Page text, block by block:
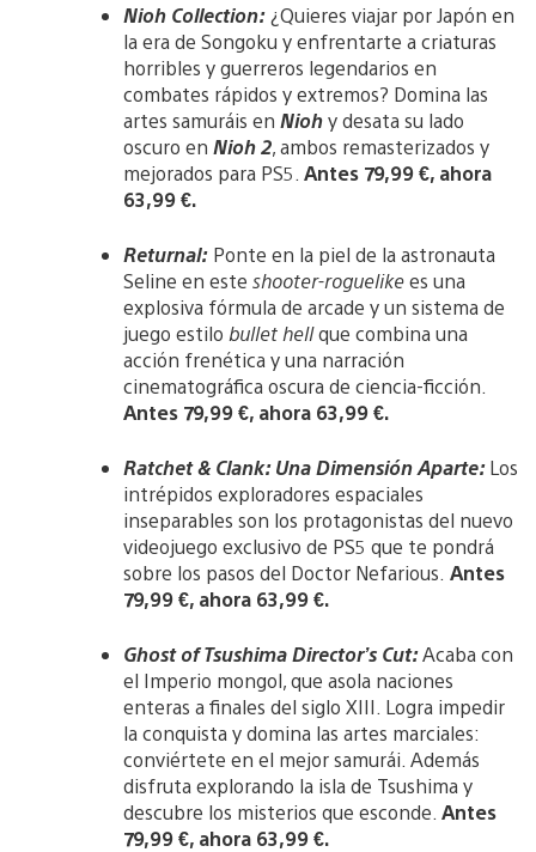
Nioh Collection: ¿Quieres viajar por Japón en
la era de Songoku y enfrentarte a criaturas
horribles y guerreros legendarios en
combates rápidos y extremos? Domina las
artes samuráis en Niohy desata su lado
oscuro en Nioh 2, ambos remasterizados y
mejorados para PS5. Antes 79,99 €, ahora
63,99 €.
Returnal: Ponte en la piel de la astronauta
Seline en este shooter-roguelikees una
explosiva fórmula de arcade y un sistema de
juego estilo bullet hellque combina una
acción frenética y una narración
cinematográfica oscura de ciencia-ficción.
Antes 79,99 €, ahora 63,99 €.
Ratchet & Clank: Una Dimensión Aparte:Los
intrépidos exploradores espaciales
inseparables son los protagonistas del nuevo
videojuego exclusivo de PS5 que te pondrá
sobre los pasos del Doctor Nefarious. Antes
79,99 €, ahora 63,99 €.
Ghost of Tsushima Director’s Cut:Acaba con
el Imperio mongol, que asola naciones
enteras a finales del siglo XIII. Logra impedir
la conquista y domina las artes marciales:
conviértete en el mejor samurái. Además
disfruta explorando la isla de Tsushima y
descubre los misterios que esconde. Antes
79,99 €, ahora 63,99 €.